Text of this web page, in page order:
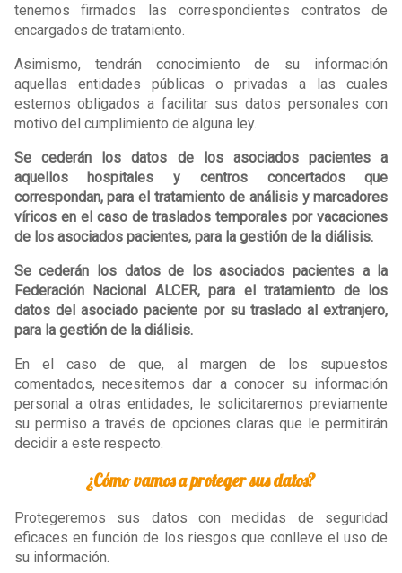
tenemos firmados las correspondientes contratos de
encargados de tratamiento.
Asimismo, tendrán conocimiento de su información
aquellas entidades públicas o privadas a las cuales
estemos obligados a facilitar sus datos personales con
motivo del cumplimiento de alguna ley.
Se cederán los datos de los asociados pacientes a
aquellos hospitales y centros concertados que
correspondan, para el tratamiento de análisis y marcadores
víricos en el caso de traslados temporales por vacaciones
de los asociados pacientes, para la gestión de la diálisis.
Se cederán los datos de los asociados pacientes a la
Federación Nacional ALCER, para el tratamiento de los
datos del asociado paciente por su traslado al extranjero,
para la gestión de la diálisis.
En el caso de que, al margen de los supuestos
comentados, necesitemos dar a conocer su información
personal a otras entidades, le solicitaremos previamente
su permiso a través de opciones claras que le permitirán
decidir a este respecto.
¿Cómo vamos a proteger sus datos?
Protegeremos sus datos con medidas de seguridad
eficaces en función de los riesgos que conlleve el uso de
su información.